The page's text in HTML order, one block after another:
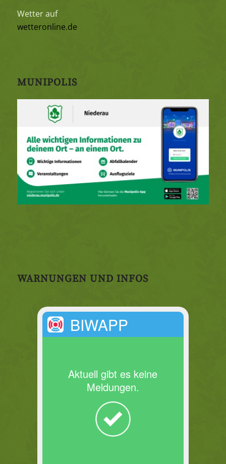
Wetter auf
wetteronline.de
MUNIPOLIS
WARNUNGEN UND INFOS
BIWAPP
Aktuell gibt es keine
Meldungen.